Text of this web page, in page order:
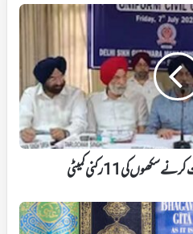
کی 11 رکنی کمیٹی